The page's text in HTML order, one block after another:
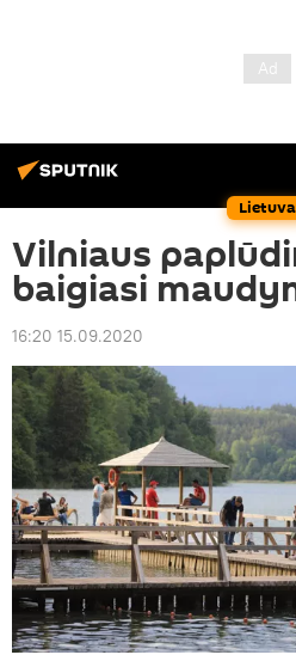
Lietuva
Vilniaus
baigiasi
16:20 15.09.2020